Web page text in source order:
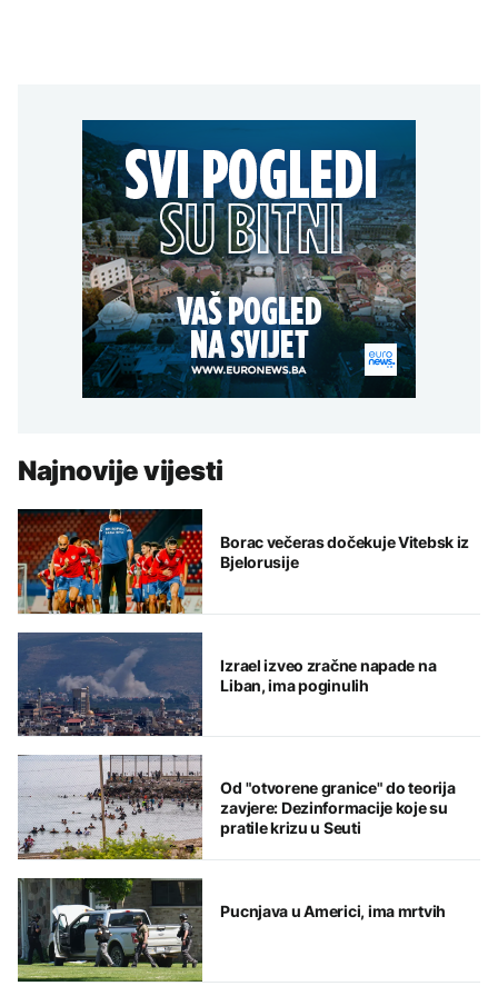
Najnovije vijesti
Borac večeras dočekuje Vitebsk iz
Bjelorusije
Izrael izveo zračne napade na
Liban, ima poginulih
Od "otvorene granice" do teorija
zavjere: Dezinformacije koje su
pratile krizu u Seuti
Pucnjava u Americi, ima mrtvih